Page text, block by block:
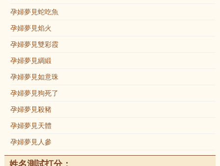
孕婦夢見蛇吃魚
孕婦夢見焰火
孕婦夢見雙彩霞
孕婦夢見綢緞
孕婦夢見如意珠
孕婦夢見狗死了
孕婦夢見殺豬
孕婦夢見天體
孕婦夢見人參
姓名測試打分：